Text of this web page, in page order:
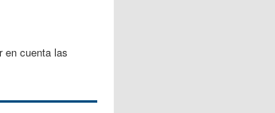
en cuenta las